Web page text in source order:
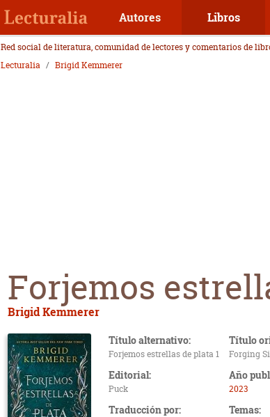
Autores Libros
Red social de literatura, comunidad de lectores y comentarios de
Lecturalia
Brigid Kemmerer
Forjemos
Brigid Kemmerer
Título alternativo:
Forjemos estrellas de plata 1
Título
Forging
Editorial:
Puck
Año
2023
Traducción por: Temas: